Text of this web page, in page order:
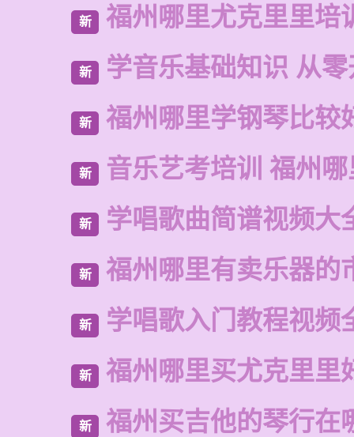
新 福州哪里尤克里里培
新 学音乐基础知识 从
新 福州哪里学钢琴比较
新 音乐艺考培训 福州
新 学唱歌曲简谱视频大
新 福州哪里有卖乐器的
新 学唱歌入门教程视频
新 福州哪里买尤克里里
新 福州买吉他的琴行在